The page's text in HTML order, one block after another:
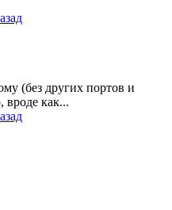
(без других портов и
как...